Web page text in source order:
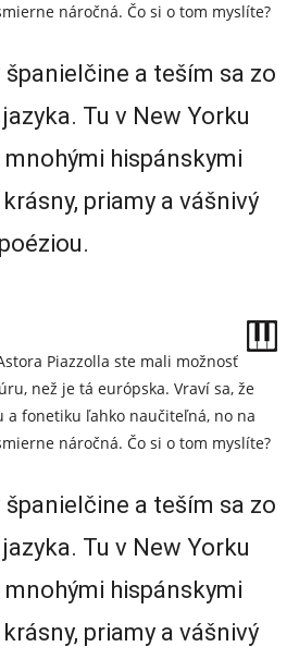
náročná. Čo si o tom myslíte?
španielčine a teším sa zo
Tu v New Yorku
hispánskymi
priamy a vášnivý
Piazzolla ste mali možnosť
než je tá európska. Vraví sa, že
a fonetiku ľahko naučiteľná, no na
náročná. Čo si o tom myslíte?
španielčine a teším sa zo
Tu v New Yorku
hispánskymi
priamy a vášnivý